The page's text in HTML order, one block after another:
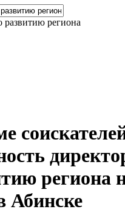
развитию региона
региона
Абинске